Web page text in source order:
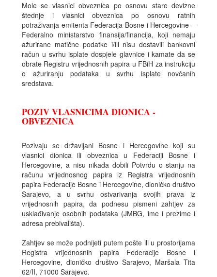
Mole se vlasnici obveznica po osnovu stare devizne
štednje i vlasnici obveznica po osnovu ratnih
potraživanja emitenta Federacija Bosne i Hercegovine –
Federalno ministarstvo finansija/financija, koji nemaju
ažurirane matične podatke i/ili nisu dostavili bankovni
račun u svrhu isplate dospjele glavnice i kamate da se
obrate Registru vrijednosnih papira u FBiH za instrukciju
o ažuriranju podataka u svrhu isplate novčanih
sredstava.
POZIV VLASNICIMA DIONICA -
OBVEZNICA
Pozivaju se državljani Bosne i Hercegovine koji su
vlasnici dionica ili obveznica u Federaciji Bosne i
Hercegovine, a nisu nikada dobili Potvrdu o stanju na
računu vrijednosnog papira iz Registra vrijednosnih
papira Federacije Bosne i Hercegovine, dioničko društvo
Sarajevo, a u svrhu ostvarivanja svojih prava iz
vrijednosnih papira, da podnesu pismeni zahtjev za
usklađivanje osobnih podataka (JMBG, ime i prezime i
adresa prebivališta).
Zahtjev se može podnijeti putem pošte ili u prostorijama
Registra vrijednosnih papira Federacije Bosne i
Hercegovine, dioničko društvo Sarajevo, Maršala Tita
62/II, 71000 Sarajevo.